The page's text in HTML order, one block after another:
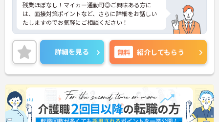
残業ほぼなし！マイカー通勤可◎ご興味ある方に
は、面接対策ポイントなど、さらに詳細をお話しい
たしますのでお気軽にご相談ください！
詳細を見る 無料 紹介してもらう